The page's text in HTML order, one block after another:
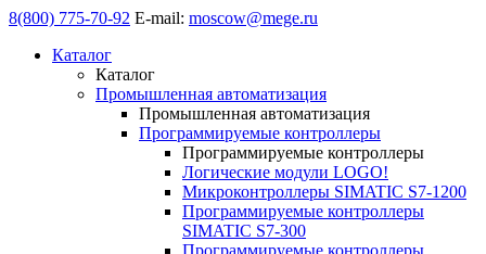
8(800) 775-70-92 E-mail: moscow@mege.ru
Каталог
Каталог
Промышленная автоматизация
Промышленная автоматизация
Программируемые контроллеры
Программируемые контроллеры
Логические модули LOGO!
Микроконтроллеры SIMATIC S7-1200
Программируемые контроллеры
SIMATIC S7-300
Программируемые контроллеры